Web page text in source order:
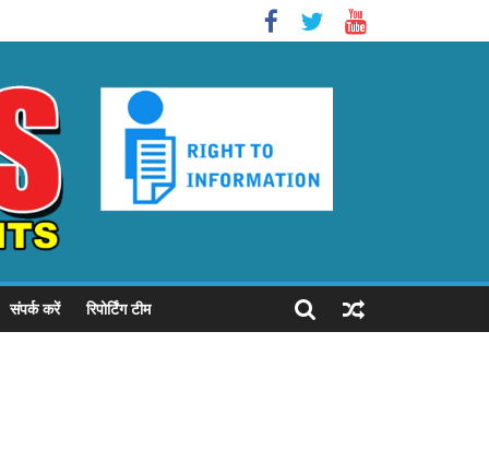
संपर्क करें रिपोर्टिंग टीम